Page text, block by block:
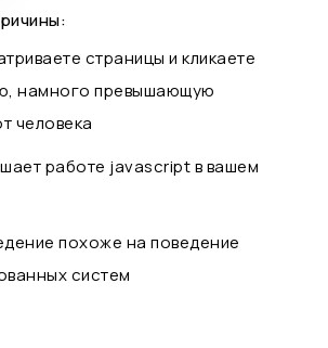
страницы и кликаете
намного превышающую
человека
работе javascript в вашем
похоже на поведение
систем